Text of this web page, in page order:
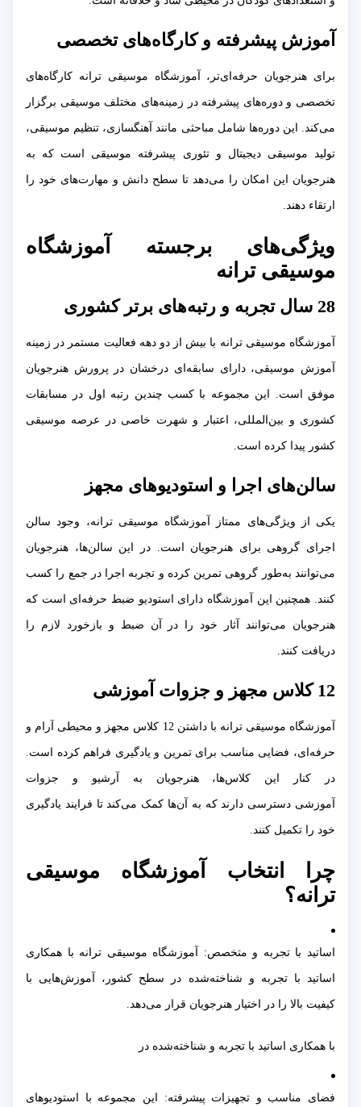
آموزش پیشرفته و کارگاه‌های تخصصی
برای هنرجویان حرفه‌ای‌تر، آموزشگاه موسیقی ترانه کارگاه‌های
تخصصی و دوره‌های پیشرفته در زمینه‌های مختلف موسیقی برگزار
می‌کند. این دوره‌ها شامل مباحثی مانند آهنگسازی، تنظیم موسیقی،
تولید موسیقی دیجیتال و تئوری پیشرفته موسیقی است که به
هنرجویان این امکان را می‌دهد تا سطح دانش و مهارت‌های خود را
ارتقاء دهند.
ویژگی‌های برجسته آموزشگاه
موسیقی ترانه
28 سال تجربه و رتبه‌های برتر کشوری
آموزشگاه موسیقی ترانه با بیش از دو دهه فعالیت مستمر در زمینه
آموزش موسیقی، دارای سابقه‌ای درخشان در پرورش هنرجویان
موفق است. این مجموعه با کسب چندین رتبه اول در مسابقات
کشوری و بین‌المللی، اعتبار و شهرت خاصی در عرصه موسیقی
کشور پیدا کرده است.
سالن‌های اجرا و استودیوهای مجهز
یکی از ویژگی‌های ممتاز آموزشگاه موسیقی ترانه، وجود سالن
اجرای گروهی برای هنرجویان است. در این سالن‌ها، هنرجویان
می‌توانند به‌طور گروهی تمرین کرده و تجربه اجرا در جمع را کسب
کنند. همچنین این آموزشگاه دارای استودیو ضبط حرفه‌ای است که
هنرجویان می‌توانند آثار خود را در آن ضبط و بازخورد لازم را
دریافت کنند.
12 کلاس مجهز و جزوات آموزشی
آموزشگاه موسیقی ترانه با داشتن 12 کلاس مجهز و محیطی آرام و
حرفه‌ای، فضایی مناسب برای تمرین و یادگیری فراهم کرده است.
در کنار این کلاس‌ها، هنرجویان به آرشیو و جزوات
آموزشی دسترسی دارند که به آن‌ها کمک می‌کند تا فرایند یادگیری
خود را تکمیل کنند.
چرا انتخاب آموزشگاه موسیقی
ترانه؟
اساتید با تجربه و متخصص: آموزشگاه موسیقی ترانه با همکاری
اساتید با تجربه و شناخته‌شده در سطح کشور، آموزش‌هایی با
کیفیت بالا را در اختیار هنرجویان قرار می‌دهد.
با همکاری اساتید با تجربه و شناخته‌شده در
فضای مناسب و تجهیزات پیشرفته: این مجموعه با استودیوهای